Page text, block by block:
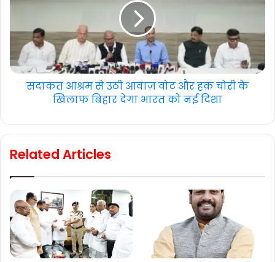
सदाकत आश्रम से उठी आवाज़ वोट और हक़ चोरी के
खिलाफ बिहार देगा भारत को नई दिशा
Related Articles